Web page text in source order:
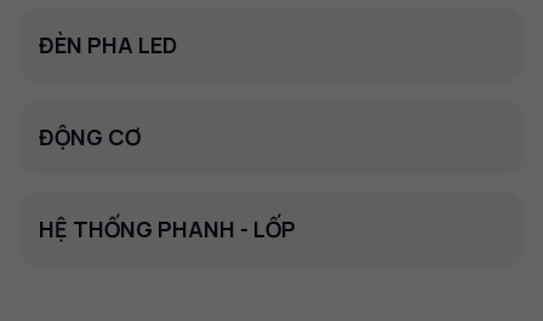
ĐÈN PHA LED
ĐỘNG CƠ
HỆ THỐNG PHANH - LỐP